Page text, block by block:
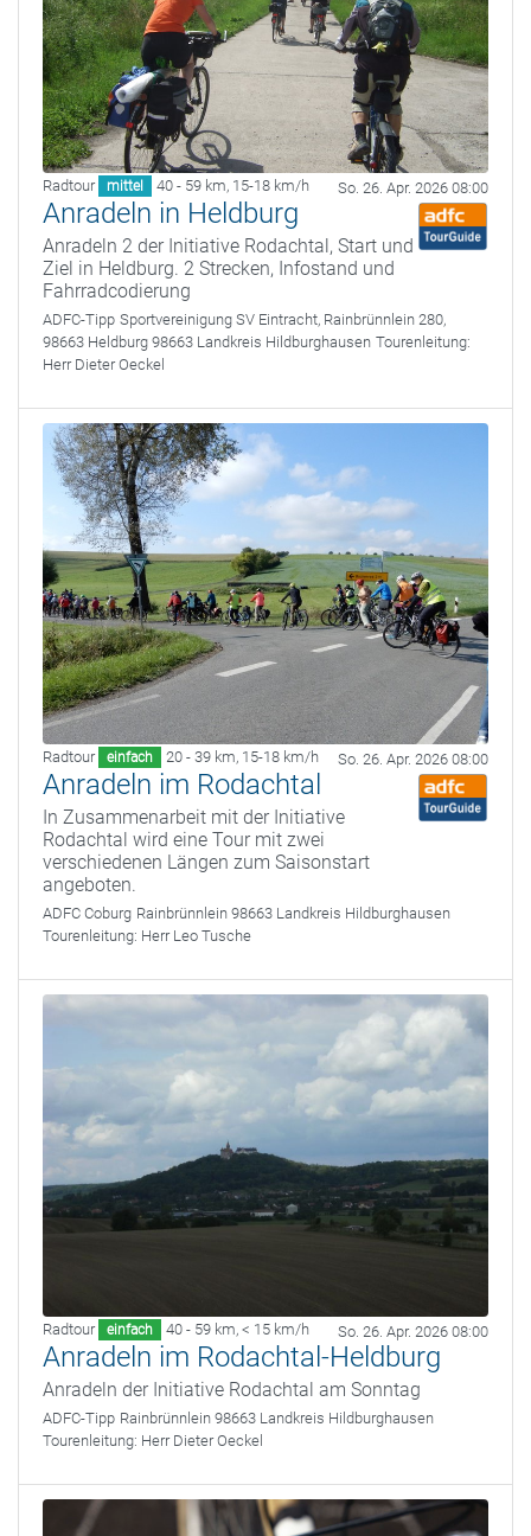
Radtour mittel 40 - 59 km, 15-18 km/h So. 26. Apr. 2026 08:00
Anradeln in Heldburg
Anradeln 2 der Initiative Rodachtal, Start und
Ziel in Heldburg. 2 Strecken, Infostand und
Fahrradcodierung
ADFC-Tipp Sportvereinigung SV Eintracht, Rainbrünnlein 280,
98663 Heldburg 98663 Landkreis Hildburghausen Tourenleitung:
Herr Dieter Oeckel
Radtour einfach 20 - 39 km, 15-18 km/h So. 26. Apr. 2026 08:00
Anradeln im Rodachtal
In Zusammenarbeit mit der Initiative
Rodachtal wird eine Tour mit zwei
verschiedenen Längen zum Saisonstart
angeboten.
ADFC Coburg Rainbrünnlein 98663 Landkreis Hildburghausen
Tourenleitung: Herr Leo Tusche
Radtour einfach 40 - 59 km, < 15 km/h So. 26. Apr. 2026 08:00
Anradeln im Rodachtal-Heldburg
Anradeln der Initiative Rodachtal am Sonntag
ADFC-Tipp Rainbrünnlein 98663 Landkreis Hildburghausen
Tourenleitung: Herr Dieter Oeckel